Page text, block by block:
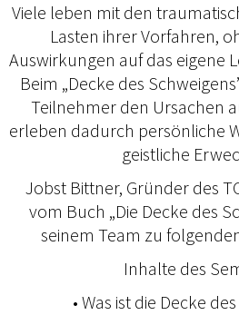
Viele leben mit den
Lasten ihrer Vorfahren,
Auswirkungen auf das eigene
Beim „Decke des
Teilnehmer den Ursachen
erleben dadurch persönliche
geistliche
Jobst Bittner, Gründer des
vom Buch „Die Decke des
seinem Team zu
Inhalte des
• Was ist die Decke